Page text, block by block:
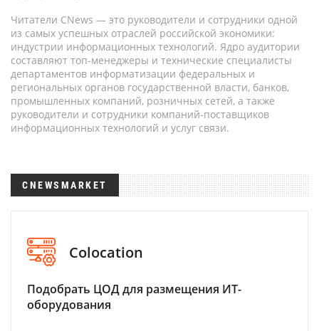
Читатели CNews — это руководители и сотрудники одной
из самых успешных отраслей российской экономики:
индустрии информационных технологий. Ядро аудитории
составляют топ-менеджеры и технические специалисты
департаментов информатизации федеральных и
региональных органов государственной власти, банков,
промышленных компаний, розничных сетей, а также
руководители и сотрудники компаний-поставщиков
информационных технологий и услуг связи.
CNEWSMARKET
Colocation
Подобрать ЦОД для размещения ИТ-
оборудования